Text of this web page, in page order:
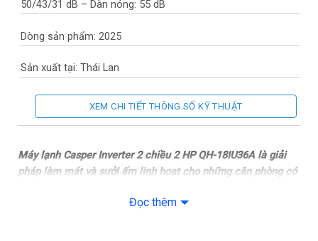
50/43/31 dB – Dàn nóng: 55 dB
Dòng sản phẩm: 2025
Sản xuất tại: Thái Lan
Thời gian bảo hành cục lạnh, cục nóng: 3 năm
Chất liệu dàn tản nhiệt: Ống dẫn gas bằng Đồng – Lá tản nhiệt
XEM CHI TIẾT THÔNG SỐ KỸ THUẬT
Máy lạnh Casper Inverter 2 chiều 2 HP QH-18IU36A là giải
pháp làm mát và sưởi ấm linh hoạt cho những căn phòng có
phòng ngủ lớn hoặc căn hộ chung cư. Với khả năng hoạt
Đọc thêm